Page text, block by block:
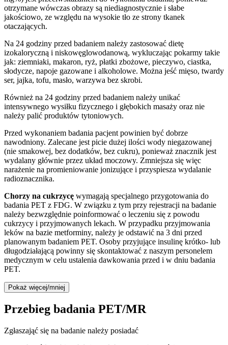
otrzymane wówczas obrazy są niediagnostycznie i słabe
jakościowo, ze względu na wysokie tło ze strony tkanek
otaczających.
Na 24 godziny przed badaniem należy zastosować dietę
izokaloryczną i niskowęglowodanową, wykluczając pokarmy takie
jak: ziemniaki, makaron, ryż, płatki zbożowe, pieczywo, ciastka,
słodycze, napoje gazowane i alkoholowe. Można jeść mięso, twardy
ser, jajka, tofu, masło, warzywa bez skrobi.
Również na 24 godziny przed badaniem należy unikać
intensywnego wysiłku fizycznego i głębokich masaży oraz nie
należy palić produktów tytoniowych.
Przed wykonaniem badania pacjent powinien być dobrze
nawodniony. Zalecane jest picie dużej ilości wody niegazowanej
(nie smakowej, bez dodatków, bez cukru), ponieważ znacznik jest
wydalany głównie przez układ moczowy. Zmniejsza się więc
narażenie na promieniowanie jonizujące i przyspiesza wydalanie
radioznacznika.
Chorzy na cukrzycę wymagają specjalnego przygotowania do
badania PET z FDG. W związku z tym przy rejestracji na badanie
należy bezwzględnie poinformować o leczeniu się z powodu
cukrzycy i przyjmowanych lekach. W przypadku przyjmowania
leków na bazie metforminy, należy je odstawić na 3 dni przed
planowanym badaniem PET. Osoby przyjujące insulinę krótko- lub
długodziałającą powinny się skontaktować z naszym personelem
medycznym w celu ustalenia dawkowania przed i w dniu badania
PET.
Pokaż więcej/mniej
Przebieg badania PET/MR
Zgłaszająć się na badanie należy posiadać